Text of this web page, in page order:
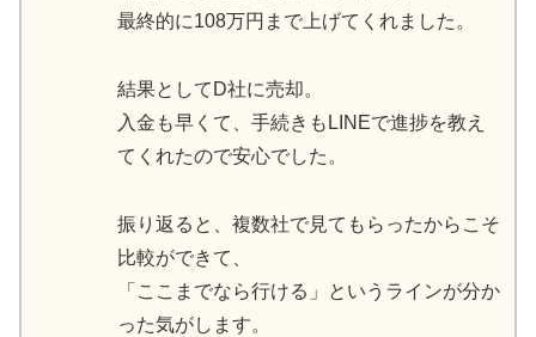
最終的に108万円まで上げてくれました。
結果としてD社に売却。
入金も早くて、手続きもLINEで進捗を教え
てくれたので安心でした。
振り返ると、複数社で見てもらったからこそ
比較ができて、
「ここまでなら行ける」というラインが分か
った気がします。